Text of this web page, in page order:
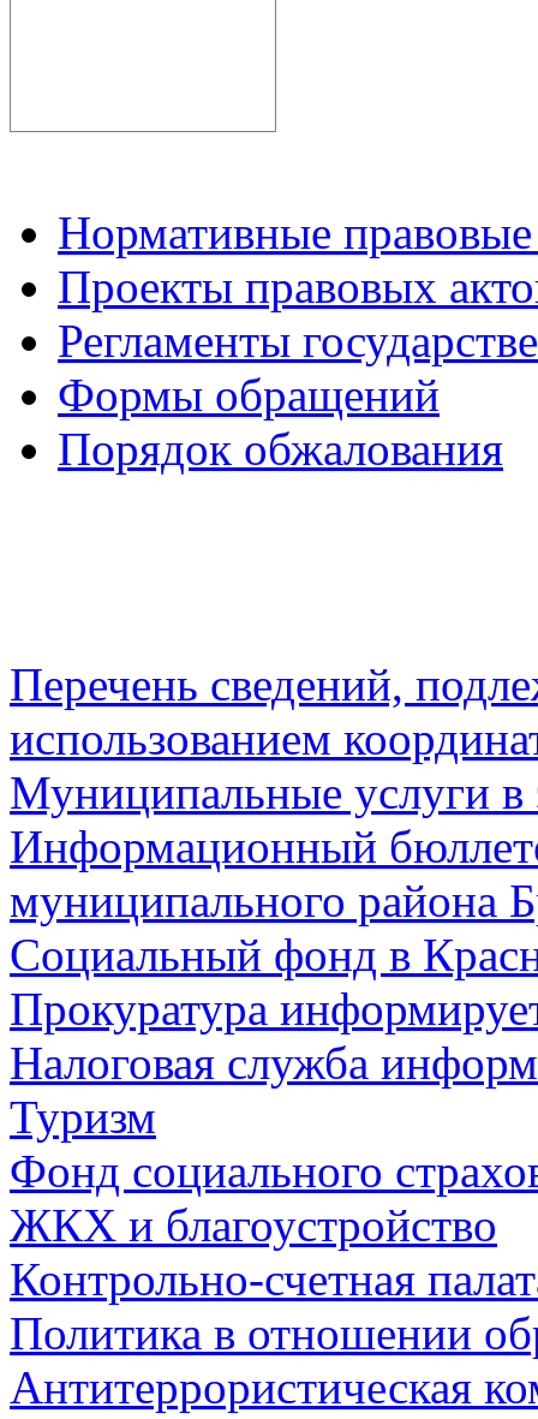
Нормативные
Проекты правовых
Регламенты
Формы обращений
Порядок обжалования
Перечень сведений,
использованием
Муниципальные услуги в
Информационный
муниципального района
Социальный фонд в
Прокуратура
Налоговая служба
Туризм
Фонд социального
ЖКХ и благоустройство
Контрольно-счетная
Политика в отношении
Антитеррористическая